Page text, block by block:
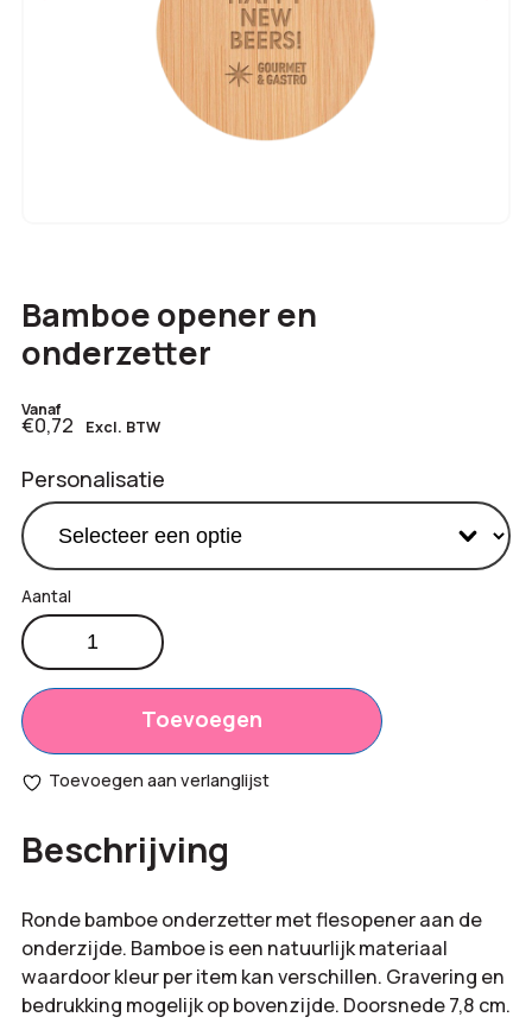
Bamboe opener en
onderzetter
Vanaf
€0,72 Excl. BTW
Personalisatie
Productprijs:
Totaal
opties:
€0,00
totaal:
Bamboe
opener
en
onderzetter
aantal
Toevoegen
Toevoegen aan verlanglijst
Beschrijving
Ronde bamboe onderzetter met flesopener aan de
onderzijde. Bamboe is een natuurlijk materiaal
waardoor kleur per item kan verschillen. Gravering en
bedrukking mogelijk op bovenzijde. Doorsnede 7,8 cm.